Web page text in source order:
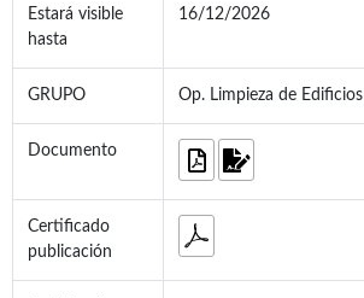
Estará visible
hasta
16/12/2026
GRUPO Op. Limpieza de Edificios
Documento
Certificado
publicación